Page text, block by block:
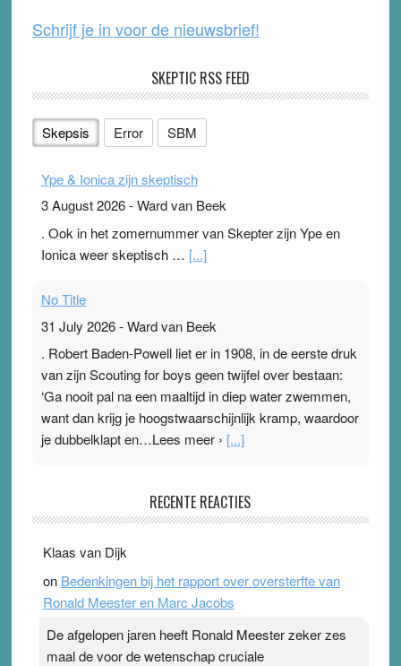
Schrijf je in voor de nieuwsbrief!
SKEPTIC RSS FEED
Skepsis Error SBM
Ype & Ionica zijn skeptisch
3 August 2026-Ward van Beek
. Ook in het zomernummer van Skepter zijn Ype en
Ionica weer skeptisch … [...]
No Title
31 July 2026-Ward van Beek
. Robert Baden-Powell liet er in 1908, in de eerste druk
van zijn Scouting for boys geen twijfel over bestaan:
‘Ga nooit pal na een maaltijd in diep water zwemmen,
want dan krijg je hoogstwaarschijnlijk kramp, waardoor
je dubbelklapt en…Lees meer › [...]
Ward van Beek
topsporters. Ze hopen ermee hun hartslag te verlagen
terwijl ze meer zuurstof opnemen. Daarop heeft zo’n
pleister geen effect. Maar het gevoel ‘makkelijker te
Pleisterplakkers in de topspsort › [...]
RECENTE REACTIES
Klaas van Dijk
on Bedenkingen bij het rapport over oversterfte van
Ronald Meester en Marc Jacobs
De afgelopen jaren heeft Ronald Meester zeker zes
maal de voor de wetenschap cruciale